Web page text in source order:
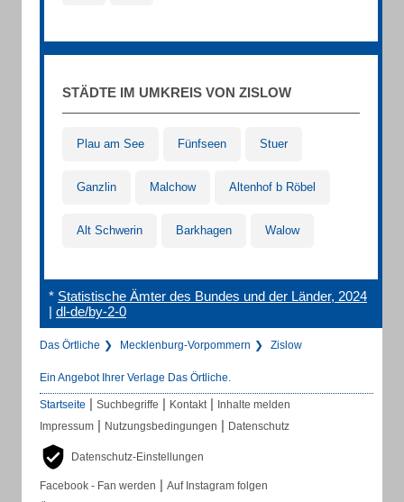
STÄDTE IM UMKREIS VON ZISLOW
Plau am See Fünfseen Stuer
Ganzlin Malchow Altenhof b Röbel
Alt Schwerin Barkhagen Walow
* Statistische Ämter des Bundes und der Länder, 2024
| dl-de/by-2-0
Das Örtliche Mecklenburg-Vorpommern Zislow
Ein Angebot Ihrer Verlage Das Örtliche.
Startseite | Suchbegriffe | Kontakt | Inhalte melden
Impressum | Nutzungsbedingungen | Datenschutz
Datenschutz-Einstellungen
Facebook - Fan werden | Auf Instagram folgen